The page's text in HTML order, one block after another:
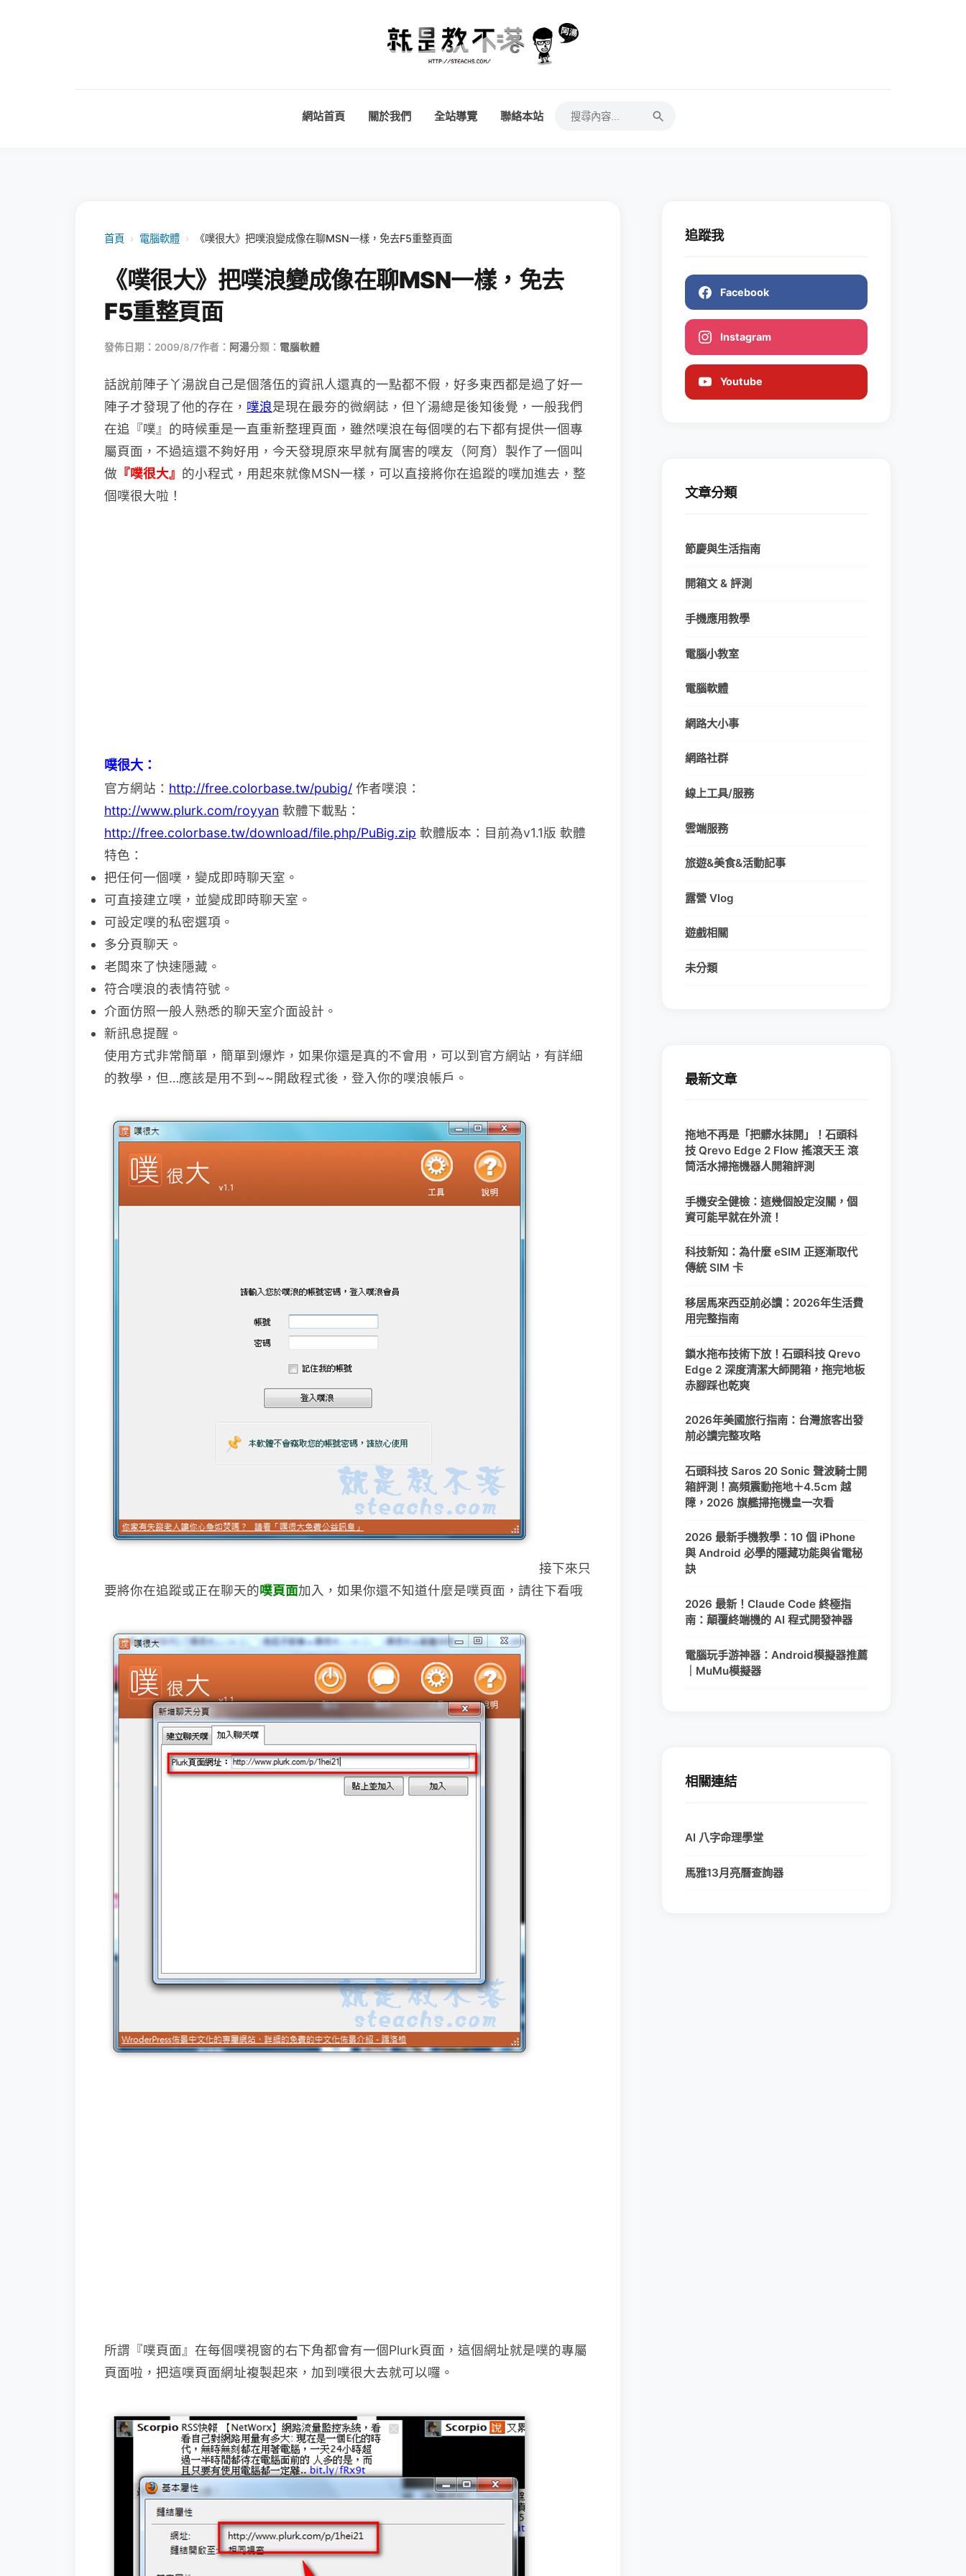
網站首頁 關於我們 全站導覽 聯絡本站
首頁 › 電腦軟體 › 《噗很大》把噗浪變成像在聊MSN一樣，免去F5重整頁面
《噗很大》把噗浪變成像在聊MSN一樣，免去
F5重整頁面
發佈日期：2009/8/7作者： 阿湯分類： 電腦軟體
話說前陣子丫湯說自己是個落伍的資訊人還真的一點都不假，好多東西都是過了好一
陣子才發現了他的存在， 噗浪是現在最夯的微網誌，但丫湯總是後知後覺，一般我們
在追『噗』的時候重是一直重新整理頁面，雖然噗浪在每個噗的右下都有提供一個專
屬頁面，不過這還不夠好用，今天發現原來早就有厲害的噗友（阿育）製作了一個叫
做 『噗很大』 的小程式，用起來就像MSN一樣，可以直接將你在追蹤的噗加進去，整
個噗很大啦！
噗很大：
官方網站： http://free.colorbase.tw/pubig/ 作者噗浪：
http://www.plurk.com/royyan 軟體下載點：
http://free.colorbase.tw/download/file.php/PuBig.zip 軟體版本：目前為v1.1版 軟體
特色：
把任何一個噗，變成即時聊天室。
可直接建立噗，並變成即時聊天室。
可設定噗的私密選項。
多分頁聊天。
老闆來了快速隱藏。
符合噗浪的表情符號。
介面仿照一般人熟悉的聊天室介面設計。
新訊息提醒。
使用方式非常簡單，簡單到爆炸，如果你還是真的不會用，可以到官方網站，有詳細
的教學，但…應該是用不到~~開啟程式後，登入你的噗浪帳戶。
接下來只
要將你在追蹤或正在聊天的噗頁面加入，如果你還不知道什麼是噗頁面，請往下看哦
所謂『噗頁面』在每個噗視窗的右下角都會有一個Plurk頁面，這個網址就是噗的專屬
頁面啦，把這噗頁面網址複製起來，加到噗很大去就可以囉。
追蹤我
Facebook
Instagram
Youtube
文章分類
節慶與生活指南
開箱文 & 評測
手機應用教學
電腦小教室
電腦軟體
網路大小事
網路社群
線上工具/服務
雲端服務
旅遊&美食&活動記事
露營 Vlog
遊戲相關
未分類
最新文章
拖地不再是「把髒水抹開」！石頭科
技 Qrevo Edge 2 Flow 搖滾天王 滾
筒活水掃拖機器人開箱評測
手機安全健檢：這幾個設定沒關，個
資可能早就在外流！
科技新知：為什麼 eSIM 正逐漸取代
傳統 SIM 卡
移居馬來西亞前必讀：2026年生活費
用完整指南
鎖水拖布技術下放！石頭科技 Qrevo
Edge 2 深度清潔大師開箱，拖完地板
赤腳踩也乾爽
2026年美國旅行指南：台灣旅客出發
前必讀完整攻略
石頭科技 Saros 20 Sonic 聲波騎士開
箱評測！高頻震動拖地＋4.5cm 越
障，2026 旗艦掃拖機皇一次看
2026 最新手機教學：10 個 iPhone
與 Android 必學的隱藏功能與省電秘
訣
2026 最新！Claude Code 終極指
南：顛覆終端機的 AI 程式開發神器
電腦玩手游神器：Android模擬器推薦
｜MuMu模擬器
相關連結
AI 八字命理學堂
馬雅13月亮曆查詢器